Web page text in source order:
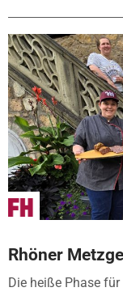
Rhöner
Die heiße Phase